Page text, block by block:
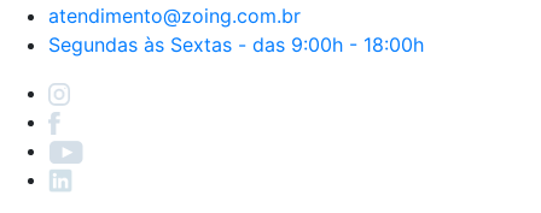
atendimento@zoing.com.br
Segundas às Sextas - das 9:00h - 18:00h